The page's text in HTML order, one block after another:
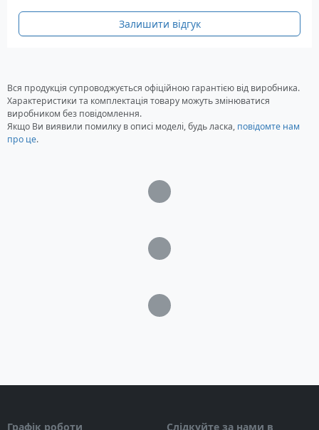
Залишити відгук
Вся продукція супроводжується офіційною гарантією від виробника.
Характеристики та комплектація товару можуть змінюватися
виробником без повідомлення.
Якщо Ви виявили помилку в описі моделі, будь ласка, повідомте нам
про це.
Загрузка...
Загрузка...
Загрузка...
Графік роботи Слідкуйте за нами в